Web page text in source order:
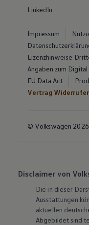
LinkedIn
Impressum
Lizenzhinweise
Angaben zum Digital
EU Data Act
Vertrag
© Volkswagen 2026
Disclaimer von
Die in dieser
Ausstattungen
aktuellen
Abgebildet sind